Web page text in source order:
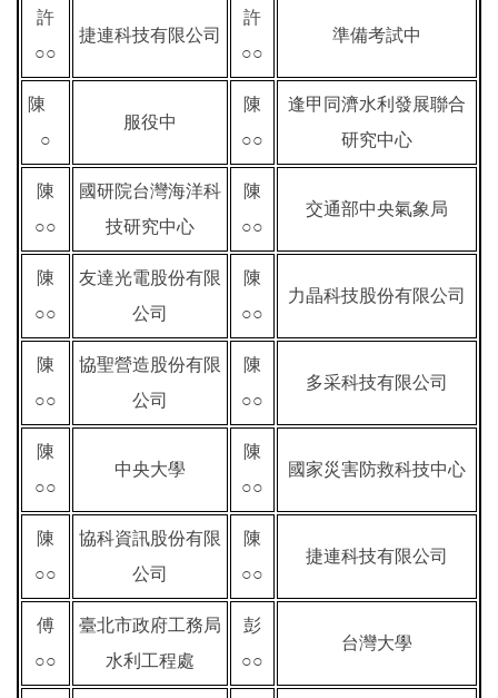
許
○○
捷連科技有限公司
許
○○
準備考試中
陳
○
服役中
陳
○○
逢甲同濟水利發展聯合
研究中心
陳
○○
國研院台灣海洋科
技研究中心
陳
○○
交通部中央氣象局
陳
○○
友達光電股份有限
公司
陳
○○
力晶科技股份有限公司
陳
○○
協聖營造股份有限
公司
陳
○○
多采科技有限公司
陳
○○
中央大學
陳
○○
國家災害防救科技中心
陳
○○
協科資訊股份有限
公司
陳
○○
捷連科技有限公司
傅
○○
臺北市政府工務局
水利工程處
彭
○○
台灣大學